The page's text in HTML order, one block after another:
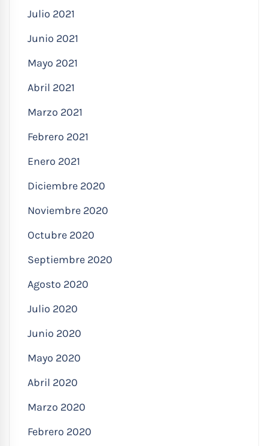
Julio 2021
Junio 2021
Mayo 2021
Abril 2021
Marzo 2021
Febrero 2021
Enero 2021
Diciembre 2020
Noviembre 2020
Octubre 2020
Septiembre 2020
Agosto 2020
Julio 2020
Junio 2020
Mayo 2020
Abril 2020
Marzo 2020
Febrero 2020